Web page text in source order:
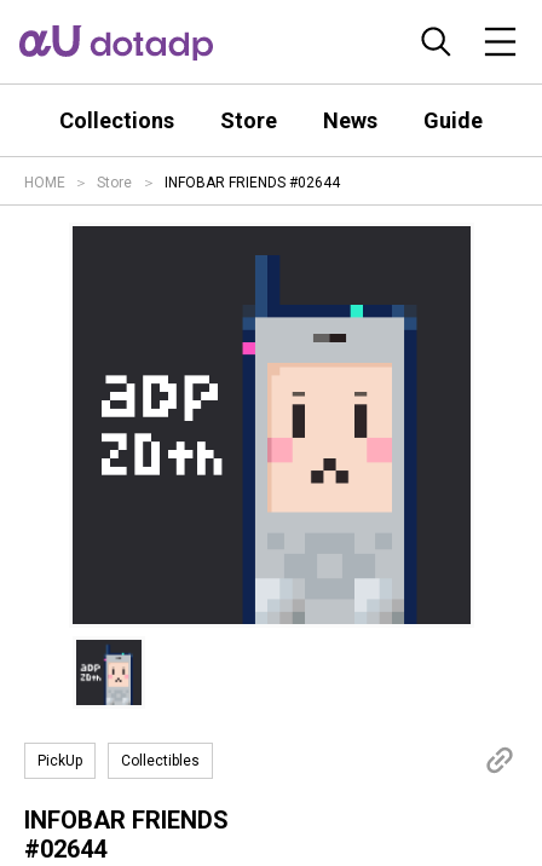
Collections Store News Guide
HOME Store INFOBAR FRIENDS #02644
PickUp Collectibles
INFOBAR FRIENDS
#02644